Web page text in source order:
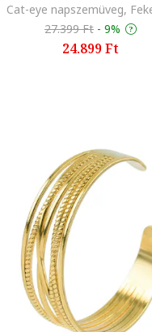
27.399 Ft - 9%
24.899 Ft